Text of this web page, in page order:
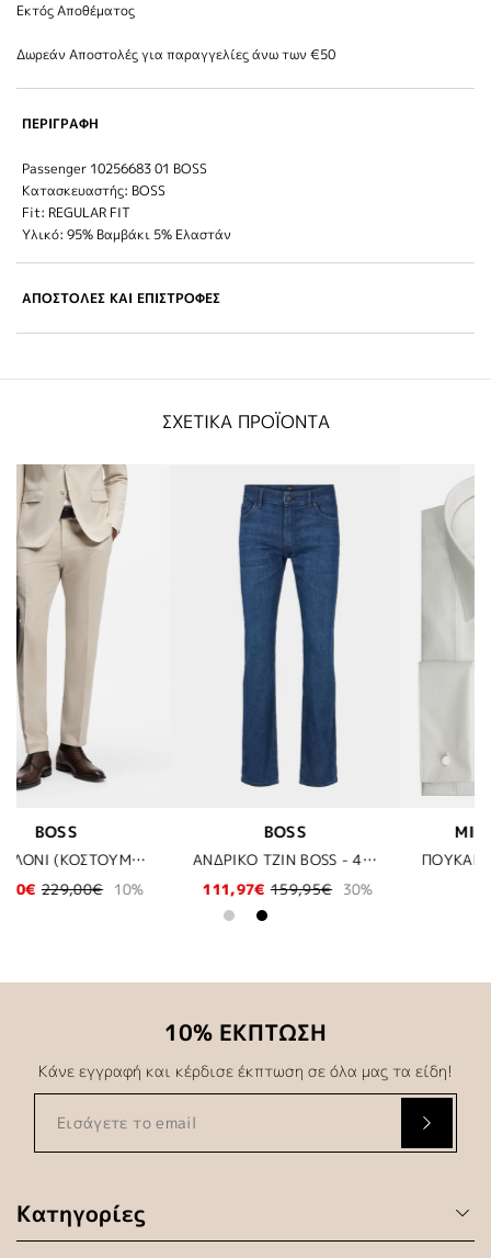
Εκτός Αποθέματος
Δωρεάν Αποστολές για παραγγελίες άνω των €50
ΠΕΡΙΓΡΑΦΗ
Passenger 10256683 01 BOSS
Κατασκευαστής: BOSS
Fit: REGULAR FIT
Υλικό: 95% Βαμβάκι 5% Ελαστάν
ΑΠΟΣΤΟΛΕΣ ΚΑΙ ΕΠΙΣΤΡΟΦΕΣ
ΣΧΕΤΙΚΑ ΠΡΟΪΟΝΤΑ
ΑΝΔΡΙΚΟ ΤΖΙΝ BOSS - 419 ΜΠΛΕ
ΠΟΥΚΑΜΙΣΟ MICHAEL KORS - 100 ΛΕΥΚΟ
119,00€
ΚΑΛΤΣΕΣ BOSS - 401 ΜΠΛΕ
9,95€
Κατηγορίες
10% ΕΚΠΤΩΣΗ
Κάνε εγγραφή και κέρδισε έκπτωση σε όλα μας τα είδη!